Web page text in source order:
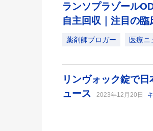
ランソプラゾール
自主回収｜注目の臨
薬剤師ブロガー 医療ニ
リンヴォック錠で
ュース
2023年12月20日